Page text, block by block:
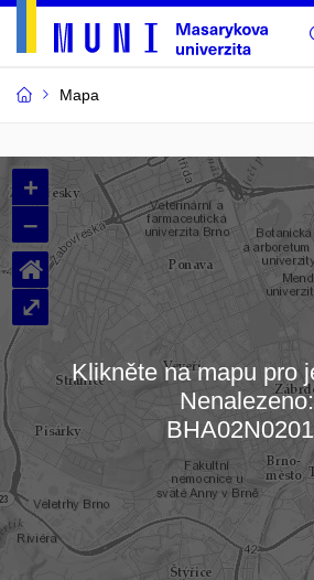
Mapa
Budovy
a
místnosti
MU
Načítám
+
–
⌂
⤢
Klikněte na mapu pro
Nenalezeno: